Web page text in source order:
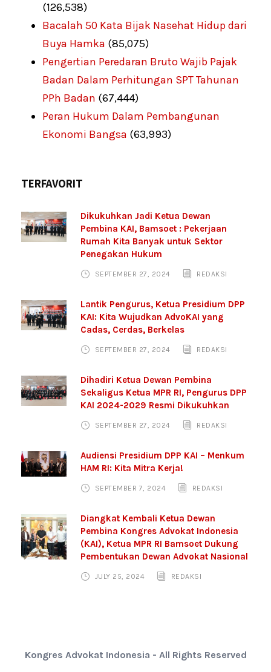
(126,538)
Bacalah 50 Kata Bijak Nasehat Hidup dari
Buya Hamka (85,075)
Pengertian Peredaran Bruto Wajib Pajak
Badan Dalam Perhitungan SPT Tahunan
PPh Badan (67,444)
Peran Hukum Dalam Pembangunan
Ekonomi Bangsa (63,993)
TERFAVORIT
Dikukuhkan Jadi Ketua Dewan
Pembina KAI, Bamsoet : Pekerjaan
Rumah Kita Banyak untuk Sektor
Penegakan Hukum
SEPTEMBER 27, 2024 REDAKSI
Lantik Pengurus, Ketua Presidium DPP
KAI: Kita Wujudkan AdvoKAI yang
Cadas, Cerdas, Berkelas
SEPTEMBER 27, 2024 REDAKSI
Dihadiri Ketua Dewan Pembina
Sekaligus Ketua MPR RI, Pengurus DPP
KAI 2024-2029 Resmi Dikukuhkan
SEPTEMBER 27, 2024 REDAKSI
Audiensi Presidium DPP KAI – Menkum
HAM RI: Kita Mitra Kerja!
SEPTEMBER 7, 2024 REDAKSI
Diangkat Kembali Ketua Dewan
Pembina Kongres Advokat Indonesia
(KAI), Ketua MPR RI Bamsoet Dukung
Pembentukan Dewan Advokat Nasional
JULY 25, 2024 REDAKSI
Kongres Advokat Indonesia - All Rights Reserved